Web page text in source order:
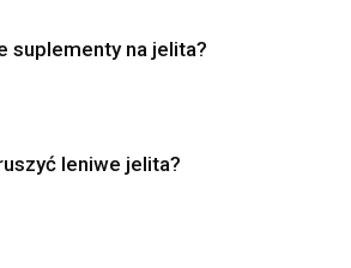
suplementy na jelita?
leniwe jelita?